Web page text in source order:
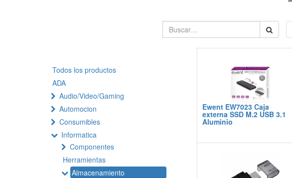
Todos los productos
ADA
Audio/Video/Gaming
Automocion
Consumibles
Informatica
Componentes
Herramientas
Almacenamiento
Ewent EW7023 Caja
externa SSD M.2 USB 3.1
Aluminio